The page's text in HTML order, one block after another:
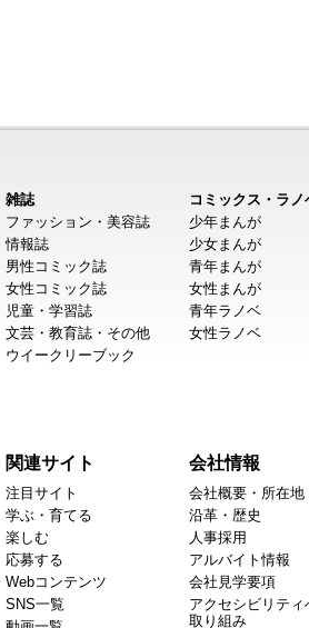
雑誌
ファッション・美容誌
情報誌
男性コミック誌
女性コミック誌
児童・学習誌
文芸・教育誌・その他
ウイークリーブック
コミックス・ラノ
少年まんが
少女まんが
青年まんが
女性まんが
青年ラノベ
女性ラノベ
関連サイト
注目サイト
学ぶ・育てる
楽しむ
応募する
Webコンテンツ
SNS一覧
会社情報
会社概要・所在地
沿革・歴史
人事採用
アルバイト情報
会社見学要項
アクセシビリティ
取り組み